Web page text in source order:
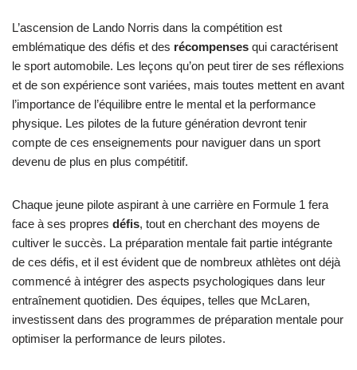
L’ascension de Lando Norris dans la compétition est
emblématique des défis et des récompenses qui caractérisent
le sport automobile. Les leçons qu’on peut tirer de ses réflexions
et de son expérience sont variées, mais toutes mettent en avant
l’importance de l’équilibre entre le mental et la performance
physique. Les pilotes de la future génération devront tenir
compte de ces enseignements pour naviguer dans un sport
devenu de plus en plus compétitif.
Chaque jeune pilote aspirant à une carrière en Formule 1 fera
face à ses propres défis, tout en cherchant des moyens de
cultiver le succès. La préparation mentale fait partie intégrante
de ces défis, et il est évident que de nombreux athlètes ont déjà
commencé à intégrer des aspects psychologiques dans leur
entraînement quotidien. Des équipes, telles que McLaren,
investissent dans des programmes de préparation mentale pour
optimiser la performance de leurs pilotes.